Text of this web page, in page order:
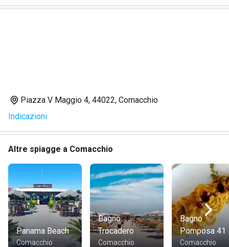
ogni cliente, partendo da quelle dei bambini per arrivare
Oltre al ristorante, è presente anche un'area bar dove poter
gustare bevande dissetanti e tanto altro.
Piazza V Maggio 4, 44022, Comacchio
Indicazioni
Altre spiagge a Comacchio
Panama Beach
Comacchio
Bagno
Trocadero
Comacchio
Bagno
Pomposa 41
Comacchio